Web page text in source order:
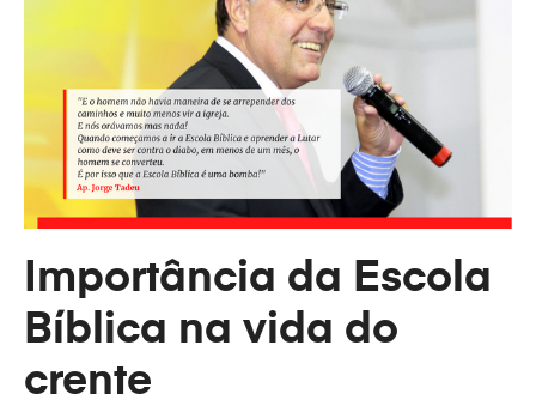
Importância da Escola
Bíblica na vida do
crente